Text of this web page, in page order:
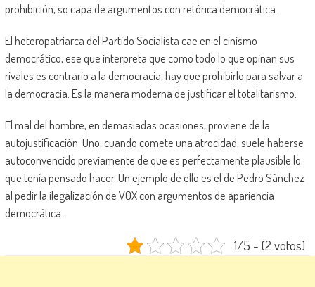
prohibición, so capa de argumentos con retórica democrática.
El heteropatriarca del Partido Socialista cae en el cinismo
democrático, ese que interpreta que como todo lo que opinan sus
rivales es contrario a la democracia, hay que prohibirlo para salvar a
la democracia. Es la manera moderna de justificar el totalitarismo.
El mal del hombre, en demasiadas ocasiones, proviene de la
autojustificación. Uno, cuando comete una atrocidad, suele haberse
autoconvencido previamente de que es perfectamente plausible lo
que tenía pensado hacer. Un ejemplo de ello es el de Pedro Sánchez
al pedir la ilegalización de VOX con argumentos de apariencia
democrática.
1/5 - (2 votos)